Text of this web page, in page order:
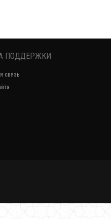
Теплое платье
Платье
ПОДДЕРЖКИ
связь